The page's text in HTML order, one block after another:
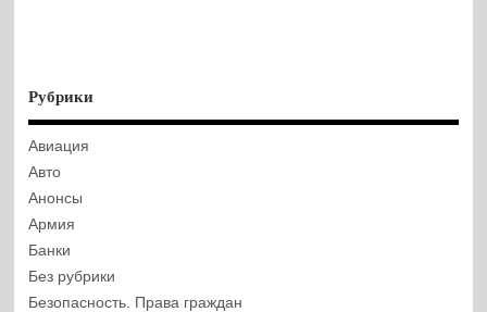
Рубрики
Авиация
Авто
Анонсы
Армия
Банки
Без рубрики
Безопасность. Права граждан